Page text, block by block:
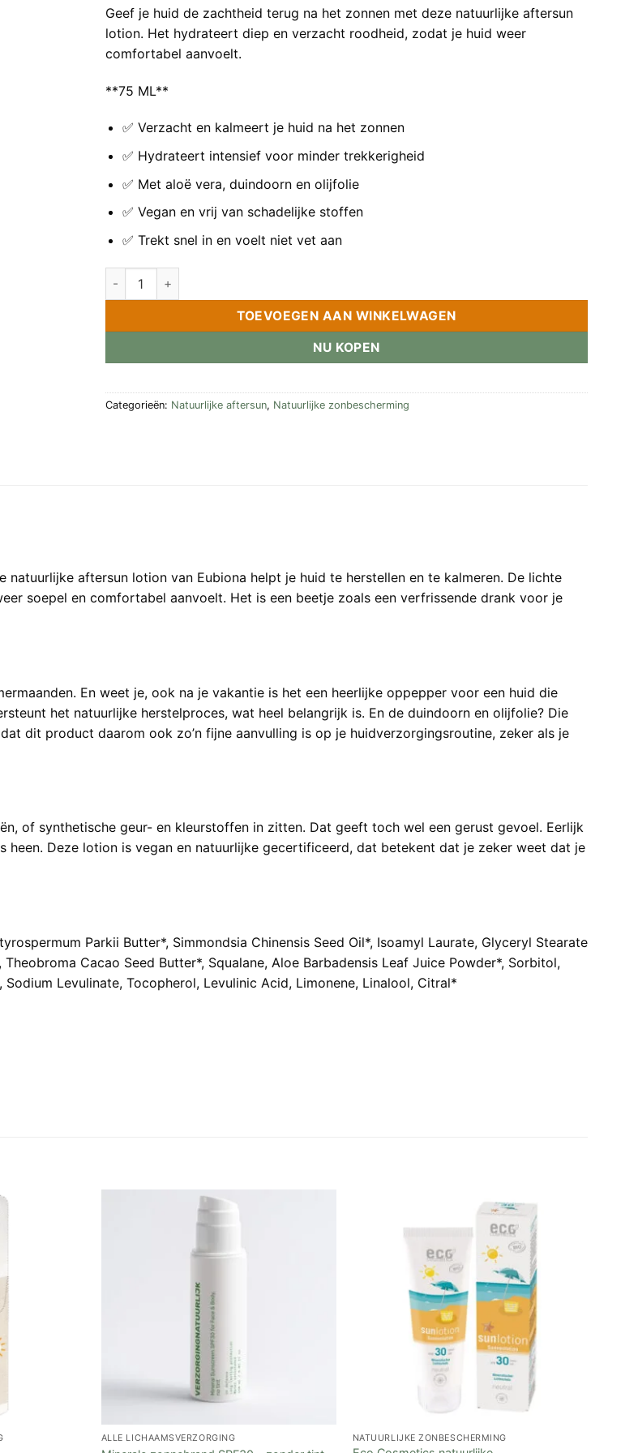
Geef je huid de zachtheid terug na het zonnen met deze natuurlijke aftersun
lotion. Het hydrateert diep en verzacht roodheid, zodat je huid weer
comfortabel aanvoelt.
**75 ML**
✅ Verzacht en kalmeert je huid na het zonnen
✅ Hydrateert intensief voor minder trekkerigheid
✅ Met aloë vera, duindoorn en olijfolie
✅ Vegan en vrij van schadelijke stoffen
✅ Trekt snel in en voelt niet vet aan
Natuurlijke aftersun met Aloë Vera aantal
TOEVOEGEN AAN WINKELWAGEN
NU KOPEN
Categorieën: Natuurlijke aftersun, Natuurlijke zonbescherming
aftersun lotion van Eubiona helpt je huid te herstellen en te kalmeren. De lichte
soepel en comfortabel aanvoelt. Het is een beetje zoals een verfrissende drank voor je
En weet je, ook na je vakantie is het een heerlijke oppepper voor een huid die
het natuurlijke herstelproces, wat heel belangrijk is. En de duindoorn en olijfolie? Die
dit product daarom ook zo’n fijne aanvulling is op je huidverzorgingsroutine, zeker als je
of synthetische geur- en kleurstoffen in zitten. Dat geeft toch wel een gerust gevoel. Eerlijk
Deze lotion is vegan en natuurlijke gecertificeerd, dat betekent dat je zeker weet dat je
Parkii Butter*, Simmondsia Chinensis Seed Oil*, Isoamyl Laurate, Glyceryl Stearate
Cacao Seed Butter*, Squalane, Aloe Barbadensis Leaf Juice Powder*, Sorbitol,
Levulinate, Tocopherol, Levulinic Acid, Limonene, Linalool, Citral*
ALLE LICHAAMSVERZORGING NATUURLIJKE ZONBESCHERMING